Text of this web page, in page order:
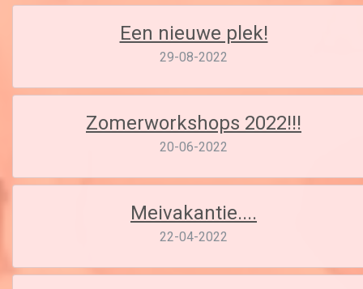
Een nieuwe plek!
29-08-2022
Zomerworkshops 2022!!!
20-06-2022
Meivakantie....
22-04-2022